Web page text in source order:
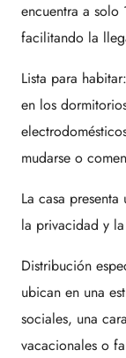
encuentra a solo
facilitando la
Lista para
en los
mudarse o
La casa
la privacidad y
Distribución
ubican en una
sociales, una
vacacionales o